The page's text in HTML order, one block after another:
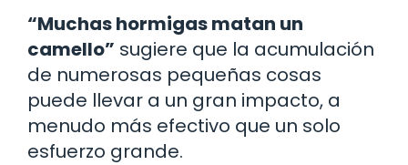
“Muchas hormigas matan un
camello” sugiere que la acumulación
de numerosas pequeñas cosas
puede llevar a un gran impacto, a
menudo más efectivo que un solo
esfuerzo grande.